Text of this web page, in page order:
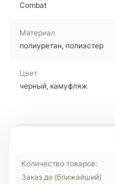
Combat
Материал
полиуретан, полиэстер
Цвет
черный, камуфляж
Количество товаров:
Заказ до (ближайший)